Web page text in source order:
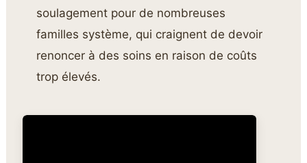
soulagement pour de nombreuses
familles système, qui craignent de devoir
renoncer à des soins en raison de coûts
trop élevés.